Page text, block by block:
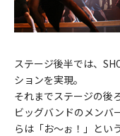
ステージ後半では、
ションを実現。
それまでステージの後
ビッグバンドのメンバ
らは「お～ぉ！」とい